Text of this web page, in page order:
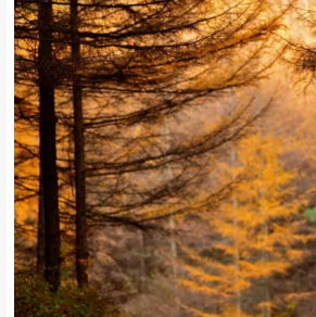
李家林场的秋色
彩林明暗交错，五光
光影变幻莫测
和光雾山的红叶相比
李家林场的秋色更加的
就绚烂在村舍里、院
菜园边、山岭间